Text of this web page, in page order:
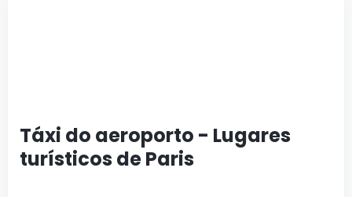
Táxi do aeroporto - Lugares
turísticos de Paris